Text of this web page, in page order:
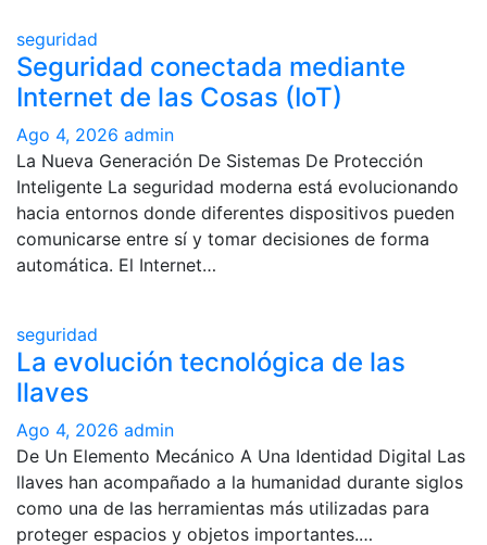
seguridad
Seguridad conectada mediante
Internet de las Cosas (IoT)
Ago 4, 2026 admin
La Nueva Generación De Sistemas De Protección
Inteligente La seguridad moderna está evolucionando
hacia entornos donde diferentes dispositivos pueden
comunicarse entre sí y tomar decisiones de forma
automática. El Internet…
seguridad
La evolución tecnológica de las
llaves
Ago 4, 2026 admin
De Un Elemento Mecánico A Una Identidad Digital Las
llaves han acompañado a la humanidad durante siglos
como una de las herramientas más utilizadas para
proteger espacios y objetos importantes.…